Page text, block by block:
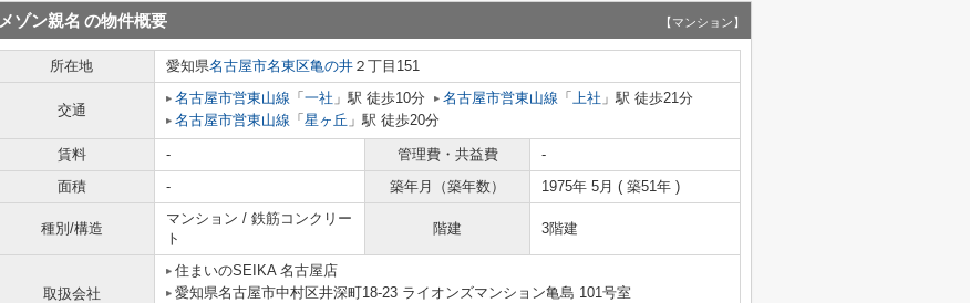
メゾン親名 の物件概要 【マンション】
所在地 愛知県名古屋市名東区亀の井 ２丁目151
交通
名古屋市営東山線 「 一社 」駅 徒歩10分 名古屋市営東山線 「 上社 」駅 徒歩21分
名古屋市営東山線 「 星ヶ丘 」駅 徒歩20分
賃料 - 管理費・共益費
-
面積
- 築年月（築年数） 1975年 5月 ( 築51年 )
種別/構造
マンション / 鉄筋コンクリー
ト
階建 3階建
取扱会社
住まいのSEIKA 名古屋店
愛知県名古屋市中村区井深町18-23 ライオンズマンション亀島 101号室